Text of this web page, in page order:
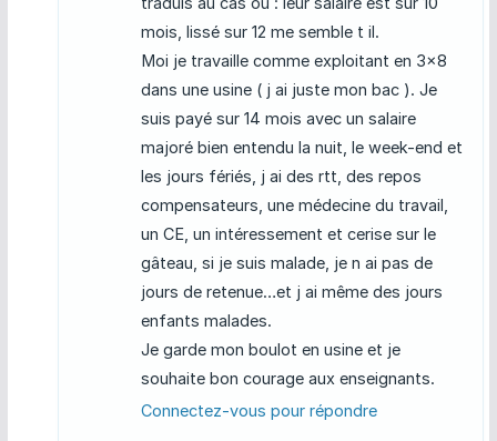
mois, lissé sur 12 me semble t il.
Moi je travaille comme exploitant en 3×8
dans une usine ( j ai juste mon bac ). Je
suis payé sur 14 mois avec un salaire
majoré bien entendu la nuit, le week-end et
les jours fériés, j ai des rtt, des repos
compensateurs, une médecine du travail,
un CE, un intéressement et cerise sur le
gâteau, si je suis malade, je n ai pas de
jours de retenue…et j ai même des jours
enfants malades.
Je garde mon boulot en usine et je
souhaite bon courage aux enseignants.
Connectez-vous pour répondre